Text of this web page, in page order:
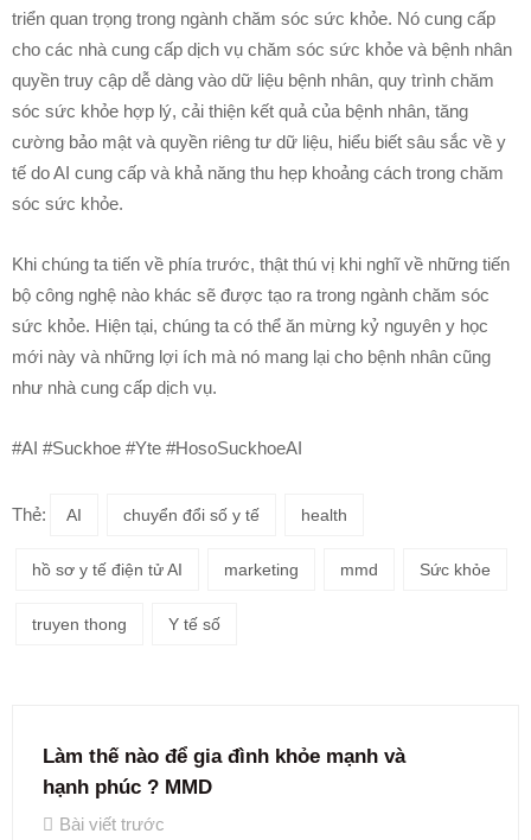
triển quan trọng trong ngành chăm sóc sức khỏe. Nó cung cấp
cho các nhà cung cấp dịch vụ chăm sóc sức khỏe và bệnh nhân
quyền truy cập dễ dàng vào dữ liệu bệnh nhân, quy trình chăm
sóc sức khỏe hợp lý, cải thiện kết quả của bệnh nhân, tăng
cường bảo mật và quyền riêng tư dữ liệu, hiểu biết sâu sắc về y
tế do AI cung cấp và khả năng thu hẹp khoảng cách trong chăm
sóc sức khỏe.
Khi chúng ta tiến về phía trước, thật thú vị khi nghĩ về những tiến
bộ công nghệ nào khác sẽ được tạo ra trong ngành chăm sóc
sức khỏe. Hiện tại, chúng ta có thể ăn mừng kỷ nguyên y học
mới này và những lợi ích mà nó mang lại cho bệnh nhân cũng
như nhà cung cấp dịch vụ.
#AI #Suckhoe #Yte #HosoSuckhoeAI
Thẻ: AI chuyển đổi số y tế health
hồ sơ y tế điện tử AI marketing mmd Sức khỏe
truyen thong Y tế số
Làm thế nào để gia đình khỏe mạnh và
hạnh phúc ? MMD
Bài viết trước